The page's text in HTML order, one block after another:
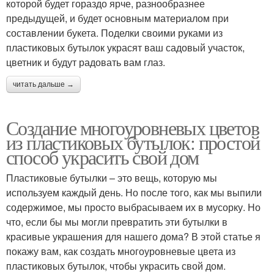
которой будет гораздо ярче, разнообразнее
предыдущей, и будет основным материалом при
составлении букета. Поделки своими руками из
пластиковых бутылок украсят ваш садовый участок,
цветник и будут радовать вам глаз.
читать дальше →
Создание многоуровневых цветов
из пластиковых бутылок: простой
способ украсить свой дом
Пластиковые бутылки – это вещь, которую мы
используем каждый день. Но после того, как мы выпили
содержимое, мы просто выбрасываем их в мусорку. Но
что, если бы мы могли превратить эти бутылки в
красивые украшения для нашего дома? В этой статье я
покажу вам, как создать многоуровневые цвета из
пластиковых бутылок, чтобы украсить свой дом.